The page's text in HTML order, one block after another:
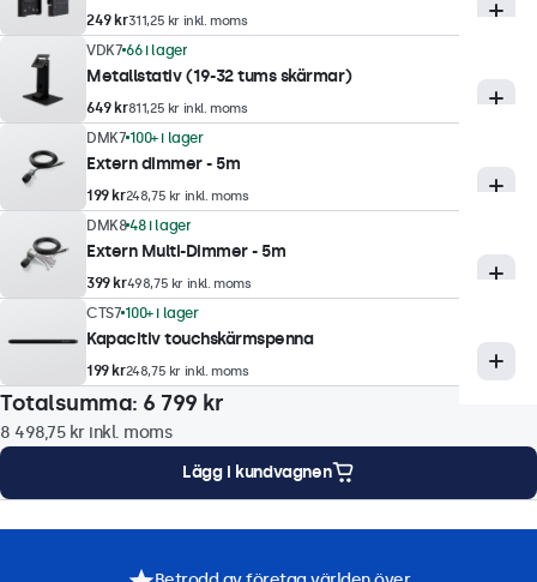
Responstid
10 ms
Upplösningar som stöds
1920 x 1080 (max), 640 x 480 (min)
Touchteknik
Teknik
Kapacitiv
Beröringspunkter
10 punkter (multitouch)
Touchgränssnitt
USB HID-kompatibel
Stöd för gester
249 kr311,25 kr inkl. moms
VDK7 66 i lager
Metallstativ (19-32 tums skärmar)
649 kr811,25 kr inkl. moms
DMK7 100+ i lager
Extern dimmer - 5m
199 kr248,75 kr inkl. moms
DMK8 48 i lager
Extern Multi-Dimmer - 5m
399 kr498,75 kr inkl. moms
CTS7 100+ i lager
Kapacitiv touchskärmspenna
199 kr248,75 kr inkl. moms
Totalsumma: 6 799 kr
8 498,75 kr inkl. moms
Lägg i kundvagnen
Specifikationer Nedladdningar Tillbehör